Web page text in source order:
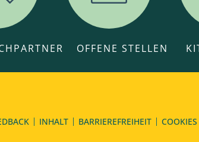
OFFENE STELLEN
INHALT BARRIEREFREIHEIT COOKIES